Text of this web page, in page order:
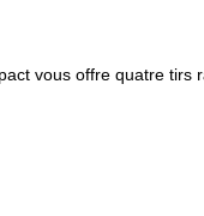
vous offre quatre